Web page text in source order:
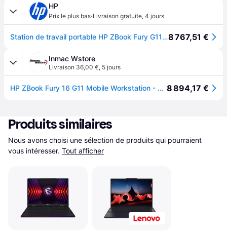
HP
Prix le plus bas·Livraison gratuite, 4 jours
Station de travail portable HP ZBook Fury G11 16" Garantie 3 ans incluse avec intervention sur site8 767,51 €
Inmac Wstore
Livraison 36,00 €, 5 jours
HP ZBook Fury 16 G11 Mobile Workstation - Wolf Pro Security - 16 - Intel Core i9 - i9-14900HX - 64 Go RAM - 2 To SSD - Francais - avec HP Wolf Pro Security Edition (1 an) 8 894,17 €
Produits similaires
Nous avons choisi une sélection de produits qui pourraient
vous intéresser. Tout afficher